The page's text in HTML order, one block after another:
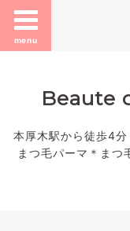
menu
Beaute
本厚木駅から徒歩4
まつ毛パーマ＊まつ